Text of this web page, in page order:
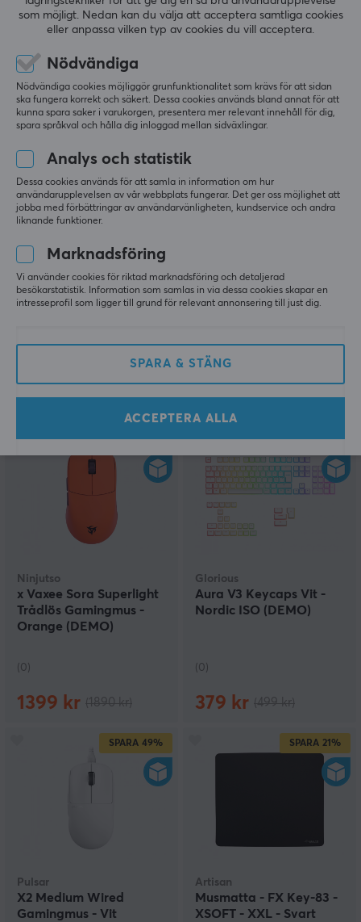
- Bright Silver (DEMO)
(0)
790 kr (1089 kr)
Controller Xbox Hall
Effect Edition - Svart
Trådlös Kontroll (DEMO)
599 kr (699 kr)
Pulsar
ES Arm Sleeve Arm
Short - Size XL (DEMO)
129 kr (219 kr)
Fifine
XLR Kabel - 3pin - 1.8
Meter - Svart (DEMO)
(6)
49 kr (99 kr)
SPARA 26%
Ninjutso
x Vaxee Sora Superlight
Trådlös Gamingmus -
Orange (DEMO)
(0)
1399 kr
SPARA 24%
Glorious
Aura V3 Keycaps Vit -
Nordic ISO (DEMO)
(0)
379 kr
SPARA 49%
Pulsar
X2 Medium Wired
Gamingmus - Vit
SPARA 21%
Artisan
Musmatta - FX Key-83 -
XSOFT - XXL - Svart
som möjligt. Nedan kan du välja att acceptera samtliga cookies
eller anpassa vilken typ av cookies du vill acceptera.
Nödvändiga
Nödvändiga cookies möjliggör grunfunktionalitet som krävs för att sidan
ska fungera korrekt och säkert. Dessa cookies används bland annat för att
kunna spara saker i varukorgen, presentera mer relevant innehåll för dig,
spara språkval och hålla dig inloggad mellan sidväxlingar.
Analys och statistik
Dessa cookies används för att samla in information om hur
användarupplevelsen av vår webbplats fungerar. Det ger oss möjlighet att
jobba med förbättringar av användarvänligheten, kundservice och andra
liknande funktioner.
Marknadsföring
Vi använder cookies för riktad marknadsföring och detaljerad
besökarstatistik. Information som samlas in via dessa cookies skapar en
intresseprofil som ligger till grund för relevant annonsering till just dig.
SPARA & STÄNG
ACCEPTERA ALLA